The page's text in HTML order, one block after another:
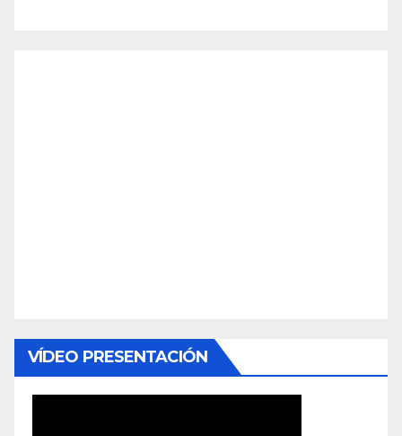
VÍDEO PRESENTACIÓN